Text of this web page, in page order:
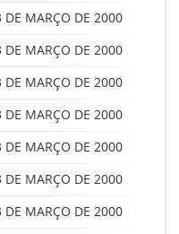
DE MARÇO DE 2000
DE MARÇO DE 2000
DE MARÇO DE 2000
DE MARÇO DE 2000
DE MARÇO DE 2000
DE MARÇO DE 2000
DE MARÇO DE 2000